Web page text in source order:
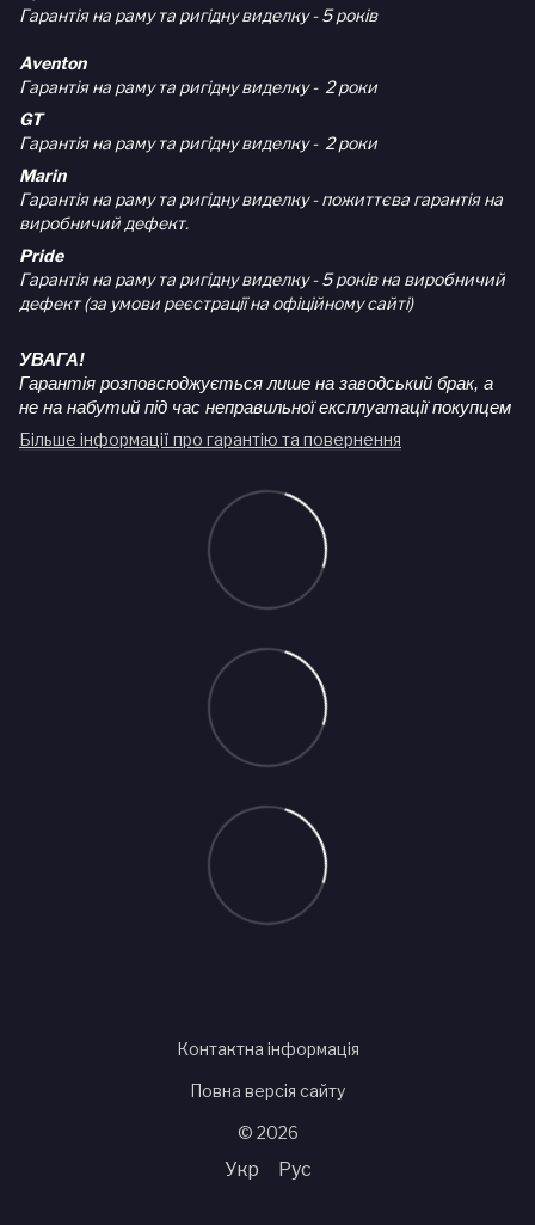
Гарантія на раму та ригідну виделку - 5 років
Aventon
Гарантія на раму та ригідну виделку - 2 роки
GT
Гарантія на раму та ригідну виделку - 2 роки
Marin
Гарантія на раму та ригідну виделку - пожиттєва гарантія на
виробничий дефект.
Pride
Гарантія на раму та ригідну виделку - 5 років на виробничий
дефект (за умови реєстрації на офіційному сайті)
УВАГА!
Гарантія розповсюджується лише на заводський брак, а
не на набутий під час неправильної експлуатації покупцем
Більше інформації про гарантію та повернення
Контактна інформація
Повна версія сайту
© 2026
Укр Рус